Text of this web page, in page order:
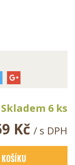
Skladem 6 ks
Kč / s DPH
KOŠÍKU